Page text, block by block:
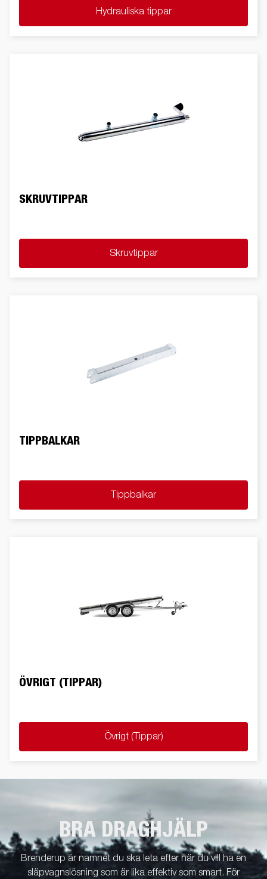
Hydrauliska tippar
SKRUVTIPPAR
Skruvtippar
TIPPBALKAR
Tippbalkar
ÖVRIGT (TIPPAR)
Övrigt (Tippar)
BRA DRAGHJÄLP
Brenderup är namnet du ska leta efter när du vill ha en
släpvagnslösning som är lika effektiv som smart. För